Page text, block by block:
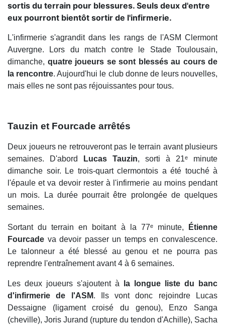
sortis du terrain pour blessures. Seuls deux d'entre
eux pourront bientôt sortir de l'infirmerie.
L'infirmerie s'agrandit dans les rangs de l'ASM Clermont
Auvergne. Lors du match contre le Stade Toulousain,
dimanche, quatre joueurs se sont blessés au cours de
la rencontre. Aujourd'hui le club donne de leurs nouvelles,
mais elles ne sont pas réjouissantes pour tous.
Tauzin et Fourcade arrêtés
Deux joueurs ne retrouveront pas le terrain avant plusieurs
semaines. D'abord
Lucas Tauzin, sorti à 21ᵉ minute
dimanche soir. Le trois-quart clermontois a été touché à
l'épaule et va devoir rester à l'infirmerie au moins pendant
un mois. La durée pourrait être prolongée de quelques
semaines.
Sortant du terrain en boitant à la 77ᵉ minute,
Étienne
Fourcade va devoir passer un temps en convalescence.
Le talonneur a été blessé au genou et ne pourra pas
reprendre l'entraînement avant 4 à 6 semaines.
Les deux joueurs s'ajoutent à
la longue liste du banc
d'infirmerie de l'ASM. Ils vont donc rejoindre Lucas
Dessaigne (ligament croisé du genou), Enzo Sanga
(cheville), Joris Jurand (rupture du tendon d'Achille), Sacha